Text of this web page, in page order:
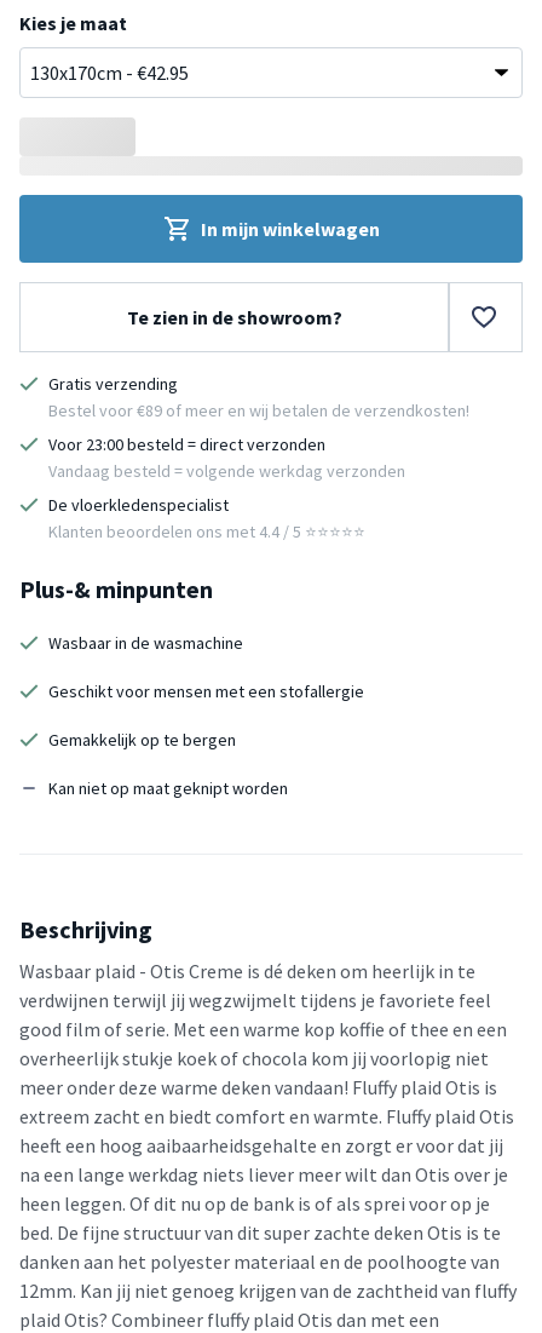
Kies je maat
In mijn winkelwagen
Te zien in de showroom?
Gratis verzending
Bestel voor €89 of meer en wij betalen de verzendkosten!
Voor 23:00 besteld = direct verzonden
Vandaag besteld = volgende werkdag verzonden
De vloerkledenspecialist
Klanten beoordelen ons met 4.4 / 5 ⭐⭐⭐⭐⭐
Plus-& minpunten
Wasbaar in de wasmachine
Geschikt voor mensen met een stofallergie
Gemakkelijk op te bergen
Kan niet op maat geknipt worden
Beschrijving
Wasbaar plaid - Otis Creme is dé deken om heerlijk in te
verdwijnen terwijl jij wegzwijmelt tijdens je favoriete feel
good film of serie. Met een warme kop koffie of thee en een
overheerlijk stukje koek of chocola kom jij voorlopig niet
meer onder deze warme deken vandaan! Fluffy plaid Otis is
extreem zacht en biedt comfort en warmte. Fluffy plaid Otis
heeft een hoog aaibaarheidsgehalte en zorgt er voor dat jij
na een lange werkdag niets liever meer wilt dan Otis over je
heen leggen. Of dit nu op de bank is of als sprei voor op je
bed. De fijne structuur van dit super zachte deken Otis is te
danken aan het polyester materiaal en de poolhoogte van
12mm. Kan jij niet genoeg krijgen van de zachtheid van fluffy
plaid Otis? Combineer fluffy plaid Otis dan met een